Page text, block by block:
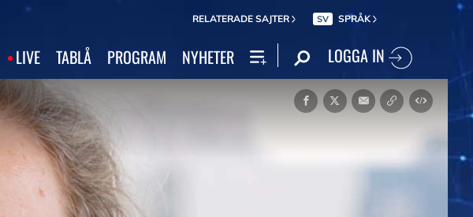
RELATERADE SAJTER SV SPRÅK
LIVE TABLÅ PROGRAM NYHETER LOGGA IN